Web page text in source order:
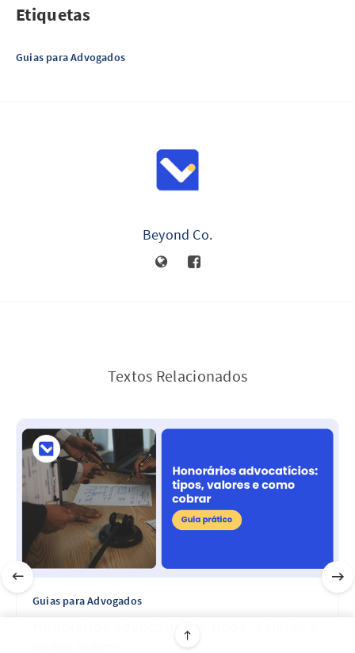
Etiquetas
Guias para Advogados
Beyond Co.
Textos Relacionados
Guias para Advogados
Honorários advocatícios: tipos, valores e